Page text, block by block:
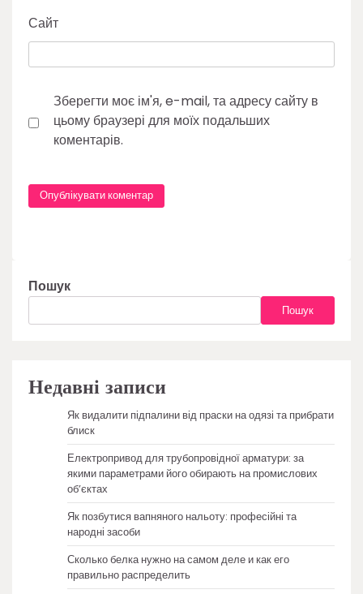
Сайт
Зберегти моє ім'я, e-mail, та адресу сайту в
цьому браузері для моїх подальших
коментарів.
Пошук
Пошук
Недавні записи
Як видалити підпалини від праски на одязі та прибрати
блиск
Електропривод для трубопровідної арматури: за
якими параметрами його обирають на промислових
об’єктах
Як позбутися вапняного нальоту: професійні та
народні засоби
Сколько белка нужно на самом деле и как его
правильно распределить